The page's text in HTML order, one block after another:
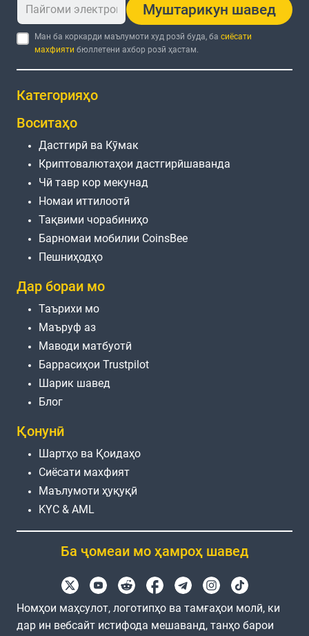
Муштарикун шавед
Ман ба коркарди маълумоти худ розӣ буда, басиёсати
махфияти бюллетени ахбор розӣ ҳастам.
Категорияҳо
Воситаҳо
Дастгирӣ ва Кӯмак
Криптовалютаҳои дастгирӣшаванда
Чӣ тавр кор мекунад
Номаи иттилоотӣ
Тақвими чорабиниҳо
Барномаи мобилии CoinsBee
Пешниҳодҳо
Дар бораи мо
Таърихи мо
Маъруф аз
Маводи матбуотӣ
Баррасиҳои Trustpilot
Шарик шавед
Блог
Қонунӣ
Шартҳо ва Қоидаҳо
Сиёсати махфият
Маълумоти ҳуқуқӣ
KYC & AML
Ба ҷомеаи мо ҳамроҳ шавед
Номҳои маҳсулот, логотипҳо ва тамғаҳои молӣ, ки
дар ин вебсайт истифода мешаванд, танҳо барои